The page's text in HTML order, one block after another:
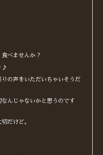
べませんか？
♪
の声をいただいちゃいそうだ
んじゃないかと思うのです
だけど。